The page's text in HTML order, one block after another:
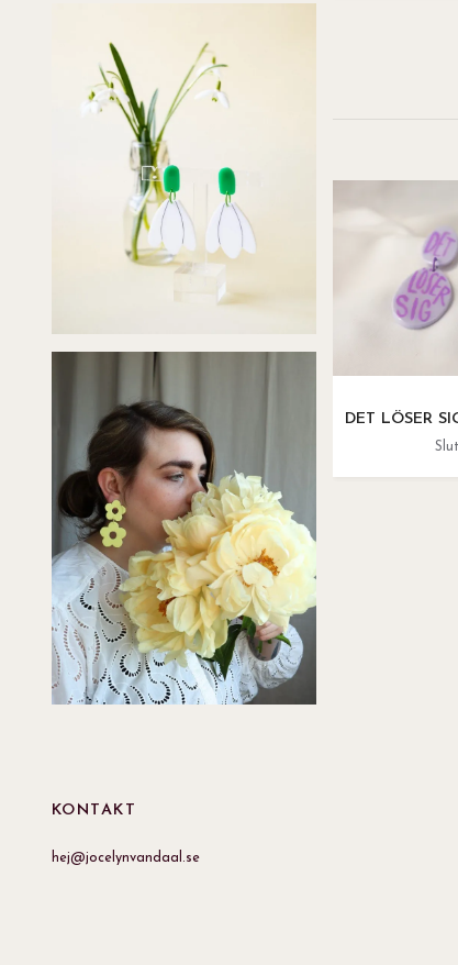
DET LÖSER
KONTAKT
hej@jocelynvandaal.se